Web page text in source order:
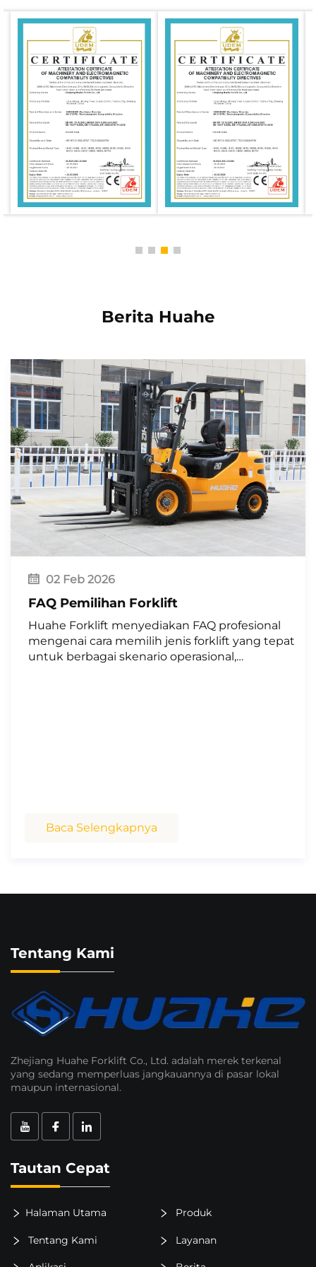
memenuhi persyaratan proses berstandar tinggi.
Sistem inspeksi kualitas yang ketat
Perusahaan telah mendirikan lembaga pengawasan
dan pengujian kualitas kelas satu di industri ini guna
melakukan berbagai inspeksi dan pengujian terhadap
kendaraan secara keseluruhan maupun komponen
intinya, sehingga menjamin kinerja yang stabil,
keamanan, serta keandalan produk.
Sertifikasi Internasional dan Kepatuhan terhadap
Forklift bahan bakar ganda Huahe memenuhi standar
keselamatan internasional seperti sertifikasi CE dan
secara ketat menerapkan sistem manajemen mutu
ISO9001 guna memastikan kepatuhan serta daya
Penelitian dan pengembangan serta inovasi yang
teknologi cerdas serta hemat energi pada model
bahan bakar tradisional, secara terus-menerus
pengguna terhadap produknya.
Seri forklift bahan bakar ganda Huahe tidak hanya
mempertahankan kualitas tinggi dan keandalan tinggi
produk Huahe, tetapi juga menyediakan solusi
penanganan material yang lebih cerdas dan
berkelanjutan bagi perusahaan melalui kombinasi
fleksibilitas bahan bakar, ekonomis, serta ramah
lingkungan. Baik Anda mengejar pengendalian biaya,
ramah lingkungan, maupun memerlukan adaptasi
terhadap berbagai kondisi kerja, forklift bahan bakar
ganda Huahe merupakan pilihan yang dapat
diandalkan.
Berita Huahe
02 Feb 2026
FAQ Pemilihan Forklift
Huahe Forklift menyediakan FAQ profesional
mengenai cara memilih jenis forklift yang tepat
untuk berbagai skenario operasional,
Baca Selengkapnya
Tentang Kami
Zhejiang Huahe Forklift Co., Ltd. adalah merek terkenal
yang sedang memperluas jangkauannya di pasar lokal
maupun internasional.
Tautan Cepat
Halaman Utama Produk
Tentang Kami Layanan